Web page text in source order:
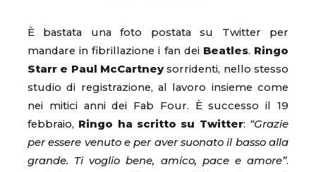
È bastata una foto postata su Twitter per
mandare in fibrillazione i fan dei Beatles. Ringo
Starr e Paul McCartneysorridenti, nello stesso
studio di registrazione, al lavoro insieme come
nei mitici anni dei Fab Four. È successo il 19
febbraio, Ringo ha scritto su Twitter: “Grazie
per essere venuto e per aver suonato il basso alla
grande. Ti voglio bene, amico, pace e amore”.